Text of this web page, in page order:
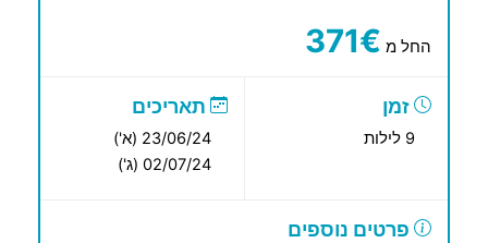
החל מ 371€
זמן
9 לילות
תאריכים
23/06/24 (א')
02/07/24 (ג')
פרטים נוספים